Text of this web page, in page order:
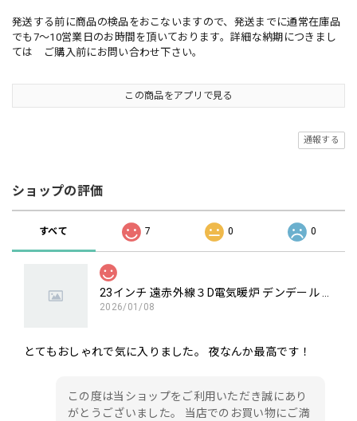
発送する前に商品の検品をおこないますので、発送までに通常在庫品
でも7～10営業日のお時間を頂いております。詳細な納期につきまし
ては ご購入前にお問い合わせ下さい。
この商品をアプリで見る
通報する
ショップの評価
すべて 7 0 0
2026/01/08
とてもおしゃれで気に入りました。 夜なんか最高です！
この度は当ショップをご利用いただき誠にあり
がとうございました。 当店でのお買い物にご満